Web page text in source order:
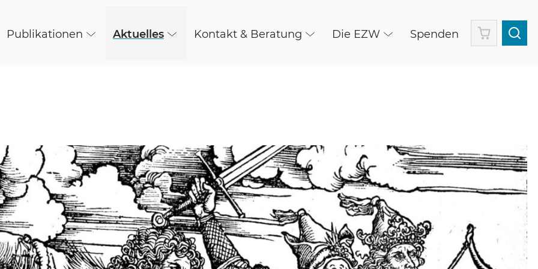
Publikationen
Aktuelles Kontakt & Beratung Die EZW Spenden Warenkorb